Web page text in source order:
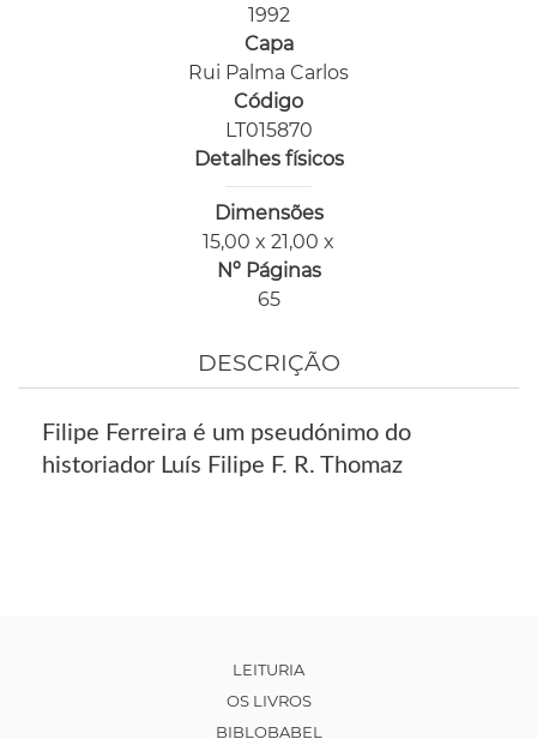
1992
Capa
Rui Palma Carlos
Código
LT015870
Detalhes físicos
Dimensões
15,00 x 21,00 x
Nº Páginas
65
DESCRIÇÃO
Filipe Ferreira é um pseudónimo do
historiador Luís Filipe F. R. Thomaz
LEITURIA
OS LIVROS
BIBLOBABEL